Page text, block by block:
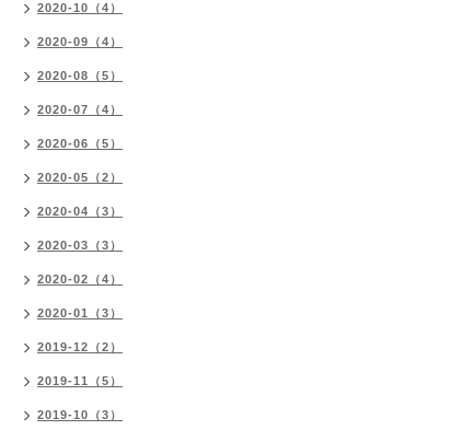
2020-10（4）
2020-09（4）
2020-08（5）
2020-07（4）
2020-06（5）
2020-05（2）
2020-04（3）
2020-03（3）
2020-02（4）
2020-01（3）
2019-12（2）
2019-11（5）
2019-10（3）